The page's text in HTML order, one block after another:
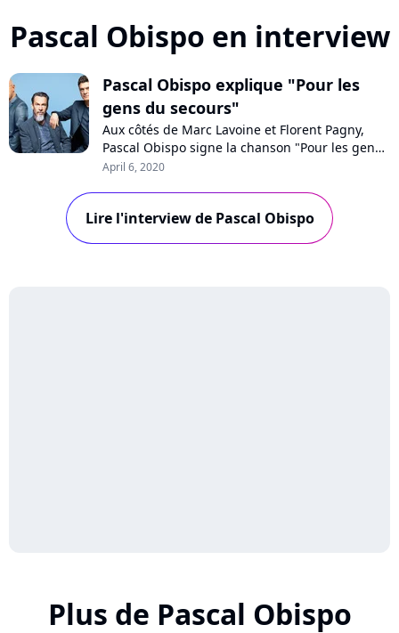
Pascal Obispo en interview
Pascal Obispo explique "Pour les
gens du secours"
Aux côtés de Marc Lavoine et Florent Pagny,
Pascal Obispo signe la chanson "Pour les gens
du secours", dédiée aux héros du quotidien qui
téléphone, le chanteur nous explique la
naissance de ce titre caritatif.
April 6, 2020
Lire l'interview de Pascal Obispo
Plus de Pascal Obispo